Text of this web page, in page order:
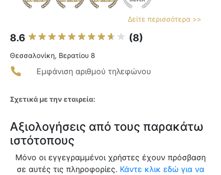
Δείτε περισσότερα >>
8.6 (8)
Θεσσαλονίκη, Βερατίου 8
Εμφάνιση αριθμού τηλεφώνου
Σχετικά με την εταιρεία:
Αξιολογήσεις από τους παρακάτω
ιστότοπους
Μόνο οι εγγεγραμμένοι χρήστες έχουν πρόσβαση
σε αυτές τις πληροφορίες. Κάντε κλικ εδώ για να